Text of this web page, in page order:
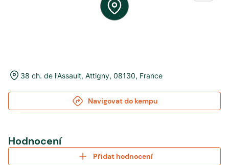
38 ch. de l'Assault, Attigny, 08130, France
Navigovat do kempu
Hodnocení
Přidat hodnocení